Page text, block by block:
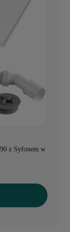
z Syfonem w